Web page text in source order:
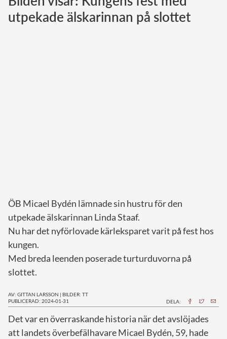
Norska kungahuset
utpekade älskarinnan på slottet
ÖB Micael Bydén lämnade sin hustru för den
utpekade älskarinnan Linda Staaf.
Nu har det nyförlovade kärleksparet varit på fest hos
kungen.
Med breda leenden poserade turturduvorna på
slottet.
AV: GITTAN LARSSON | BILDER: TT
PUBLICERAD: 2024-01-31
DELA:
Det var en överraskande historia när det avslöjades
att landets överbefälhavare Micael Bydén, 59, hade